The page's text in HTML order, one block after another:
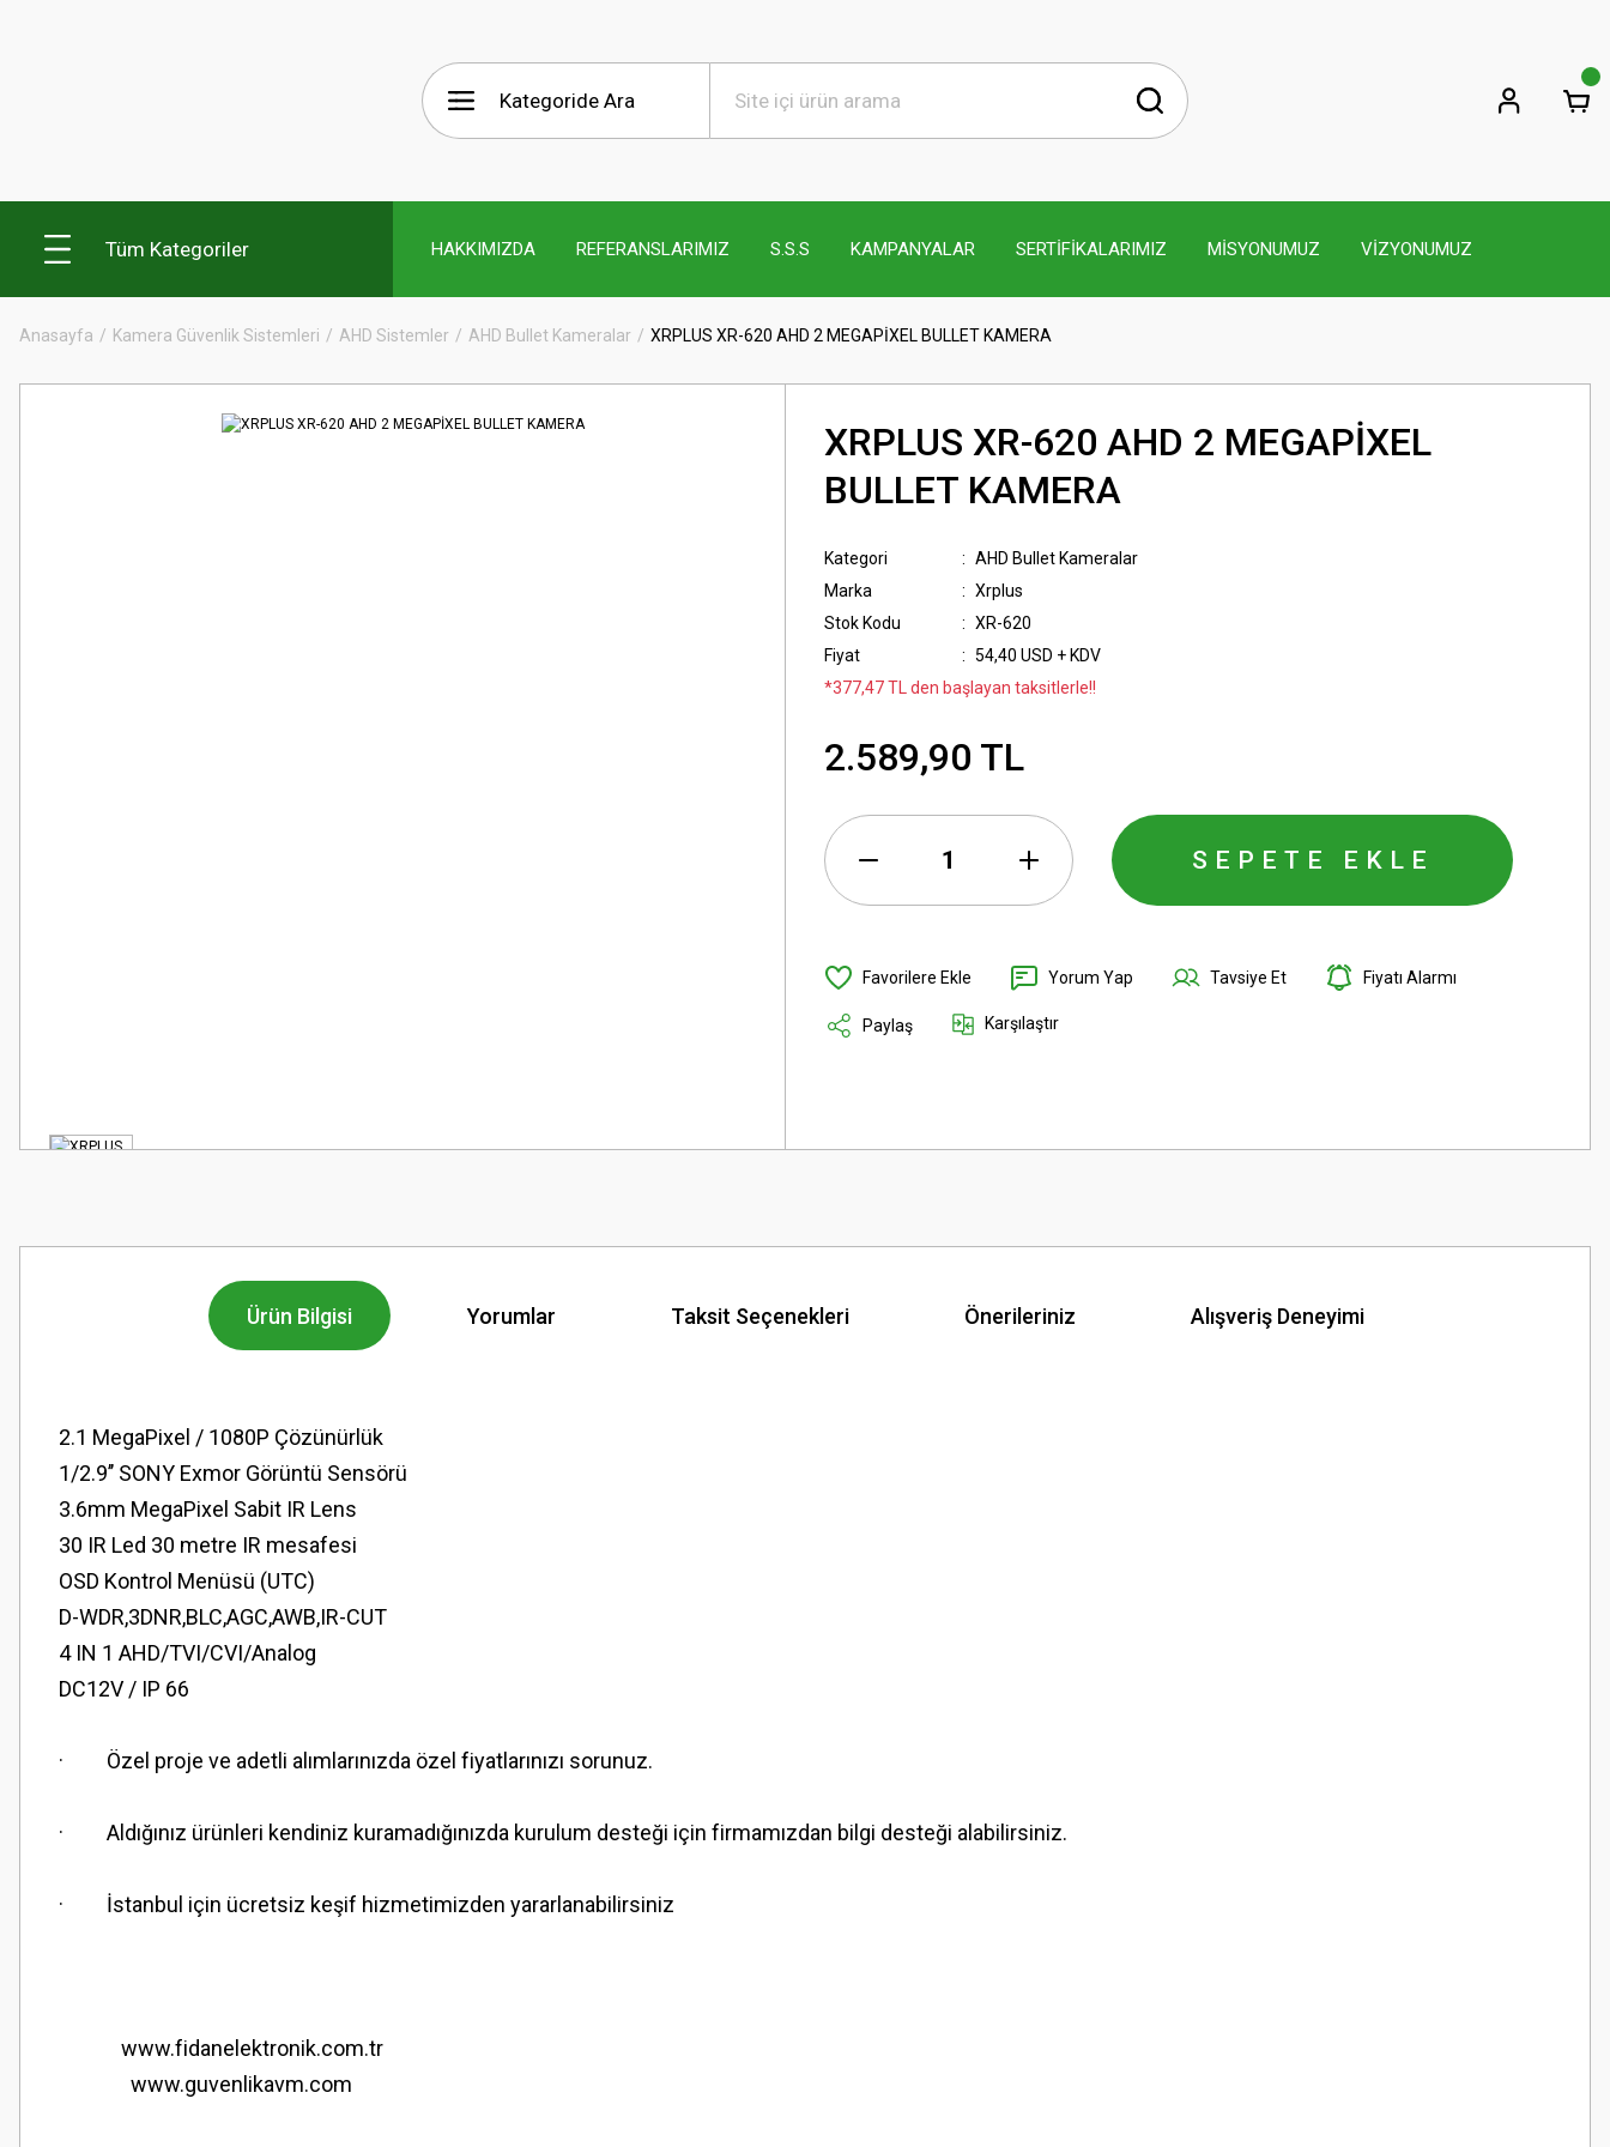
Tüm Kategoriler HAKKIMIZDA REFERANSLARIMIZ S.S.S KAMPANYALAR SERTİFİKALARIMIZ MİSYONUMUZ VİZYONUMUZ
Anasayfa Kamera Güvenlik Sistemleri AHD Sistemler AHD Bullet Kameralar XRPLUS XR-620 AHD 2 MEGAPİXEL BULLET KAMERA
XRPLUS XR-620 AHD 2 MEGAPİXEL
BULLET KAMERA
Kategori
AHD Bullet Kameralar
Marka
Xrplus
Stok Kodu
XR-620
Fiyat
54,40 USD + KDV
*377,47 TL den başlayan taksitlerle!!
2.589,90 TL
SEPETE EKLE
Yorum Yap Tavsiye Et Fiyatı Alarmı
Paylaş Karşılaştır
Ürün Bilgisi Yorumlar Taksit Seçenekleri Önerileriniz Alışveriş Deneyimi
2.1 MegaPixel / 1080P Çözünürlük
1/2.9’’ SONY Exmor Görüntü Sensörü
3.6mm MegaPixel Sabit IR Lens
30 IR Led 30 metre IR mesafesi
OSD Kontrol Menüsü (UTC)
D-WDR,3DNR,BLC,AGC,AWB,IR-CUT
4 IN 1 AHD/TVI/CVI/Analog
DC12V / IP 66
· Özel proje ve adetli alımlarınızda özel fiyatlarınızı sorunuz.
· Aldığınız ürünleri kendiniz kuramadığınızda kurulum desteği için firmamızdan bilgi desteği alabilirsiniz.
· İstanbul için ücretsiz keşif hizmetimizden yararlanabilirsiniz
www.fidanelektronik.com.tr
www.guvenlikavm.com